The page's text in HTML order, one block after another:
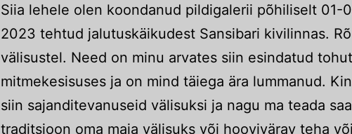
Siia lehele olen koondanud pildigalerii põhiliselt 01-
2023 tehtud jalutuskäikudest Sansibari kivilinnas.
välisustel. Need on minu arvates siin esindatud
mitmekesisuses ja on mind täiega ära lummanud.
siin sajanditevanuseid välisuksi ja nagu ma teada
traditsioon oma maja välisuks või hoovivärav teha